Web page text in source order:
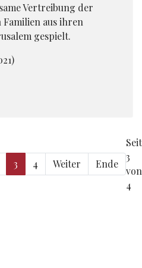
Vertreibung der
aus ihren
gespielt.
3 4 Weiter Ende
3
von
4